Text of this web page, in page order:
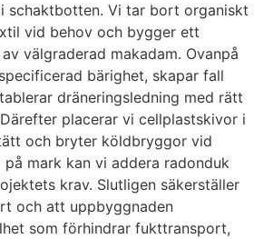
schaktbotten. Vi tar bort organiskt
vid behov och bygger ett
välgraderad makadam. Ovanpå
bärighet, skapar fall
dräneringsledning med rätt
placerar vi cellplastskivor i
och bryter köldbryggor vid
mark kan vi addera radonduk
krav. Slutligen säkerställer
och att uppbyggnaden
som förhindrar fukttransport,